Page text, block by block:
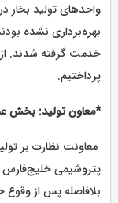
واحدهای تولید بخار
بهره‌برداری نشده
خدمت گرفته شدند. از
پرداختیم.
*معاون تولید: بخش
معاونت نظارت بر
پتروشیمی
بلافاصله پس از